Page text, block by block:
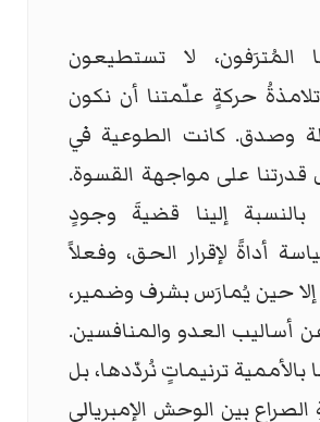
المُترَفون، لا تستطيعون
حركةٍ علّمتنا أن نكون
وصدق. كانت الطوعية في
قدرتنا على مواجهة القسوة.
بالنسبة إلينا قضيةَ وجودٍ
أداةً لإقرار الحق، وفعلاً
إلا حين يُمارَس بشرف وضمير،
أساليب العدو والمنافسين.
بالأممية ترنيماتٍ نُردّدها، بل
الصراع بين الوحش الإمبريالي